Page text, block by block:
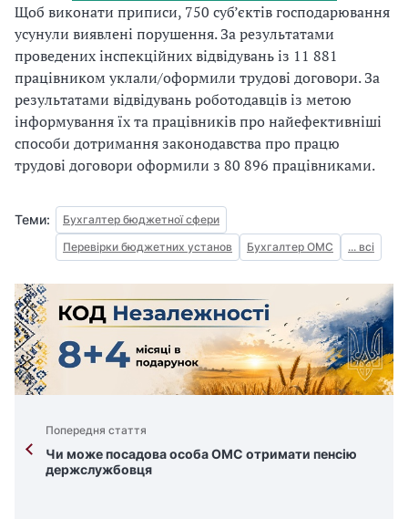
Щоб виконати приписи, 750 суб’єктів господарювання
усунули виявлені порушення. За результатами
проведених інспекційних відвідувань із 11 881
працівником уклали/оформили трудові договори. За
результатами відвідувань роботодавців із метою
інформування їх та працівників про найефективніші
способи дотримання законодавства про працю
трудові договори оформили з 80 896 працівниками.
Теми:
Бухгалтер бюджетної сфери
Перевірки бюджетних установ
Бухгалтер ОМС ... всі
Попередня стаття
Чи може посадова особа ОМС отримати пенсію
держслужбовця